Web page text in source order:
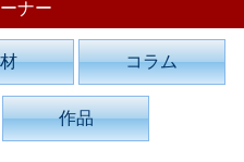
ナー
コラム
作品